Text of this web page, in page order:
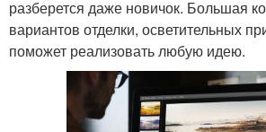
разберется даже новичок. Большая
вариантов отделки, осветительных
поможет реализовать любую идею.